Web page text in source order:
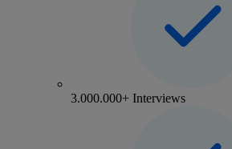
3.000.000+ Interviews